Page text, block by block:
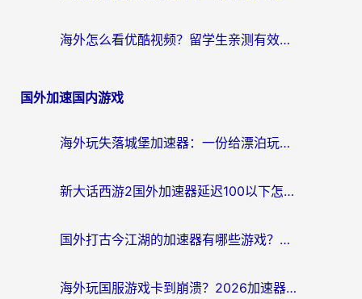
海外怎么看优酷视频？留学生亲测有效的回国加速器选择指南
国外加速国内游戏
海外玩失落城堡加速器：一份给漂泊玩家的网络自救指南
新大话西游2国外加速器延迟100以下怎么办？海外党实测有效的低延迟指南
国外打古今江湖的加速器有哪些游戏？一个海外玩家的终极选择指南
海外玩国服游戏卡到崩溃？2026加速器免费推荐+实用指南（亲测有效）